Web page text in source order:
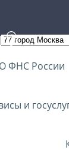
О ФНС России
и